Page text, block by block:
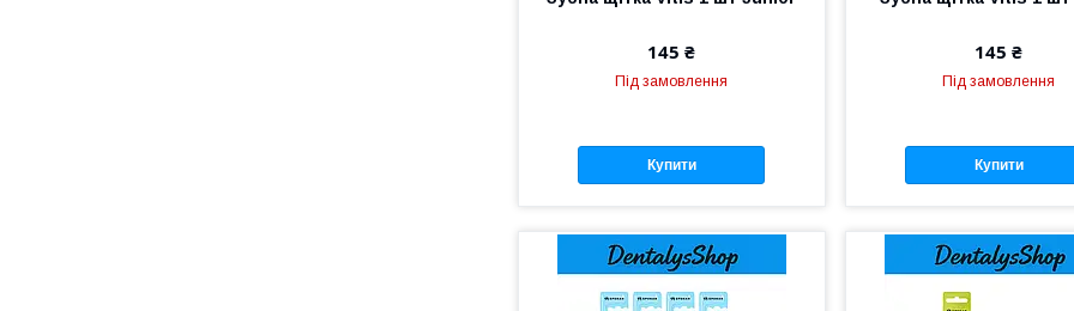
145 ₴
Під замовлення
Купити
145 ₴
Під замовлення
Купити